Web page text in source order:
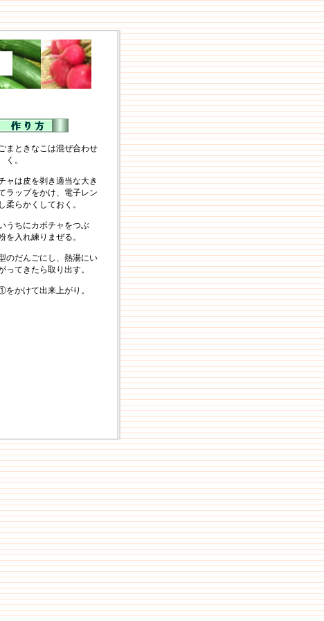
ときなこは混ぜ合わせ
。
は皮を剥き適当な大き
ラップをかけ、電子レン
柔らかくしておく。
ちにカボチャをつぶ
を入れ練りまぜる。
だんごにし、熱湯にい
ってきたら取り出す。
けて出来上がり。